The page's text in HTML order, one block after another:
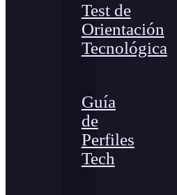
Test de
Orientación
Tecnológica
Guía
de
Perfiles
Tech